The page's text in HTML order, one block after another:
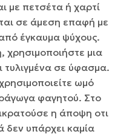
με πετσέτα ή χαρτί
σε άμεση επαφή με
έγκαυμα ψύχους.
χρησιμοποιήστε μια
τυλιγμένα σε ύφασμα.
ωμό
φαγητού. Στο
η άποψη οτι
δεν υπάρχει καμία